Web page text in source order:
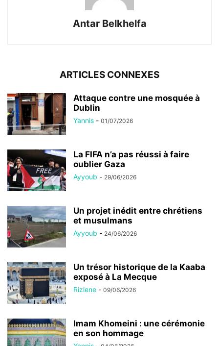
Antar Belkhelfa
ARTICLES CONNEXES
Attaque contre une mosquée à
Dublin
Yannis - 01/07/2026
La FIFA n’a pas réussi à faire
oublier Gaza
Ayyoub - 29/06/2026
Un projet inédit entre chrétiens
et musulmans
Ayyoub - 24/06/2026
Un trésor historique de la Kaaba
exposé à La Mecque
Rizlene - 09/06/2026
Imam Khomeini : une cérémonie
en son hommage